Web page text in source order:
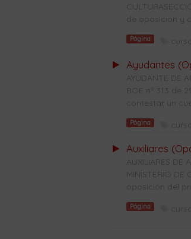
de oposición y
Página
Ayudantes
AYUDANTE DE
BOE nº 313 de
contestar un
Página
Auxiliares
AUXILIARES DE
MINISTERIO
oposición del
Página